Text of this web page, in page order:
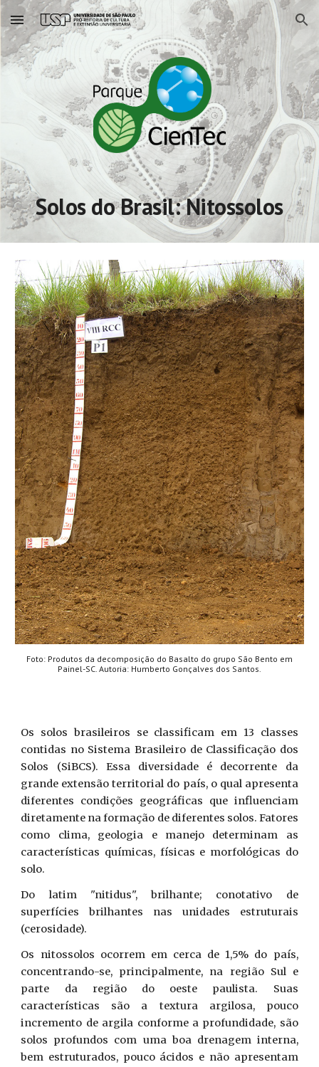
Skip to main content Skip to navigation
Solos do Brasil: Nitossolos
Foto: Produtos da decomposição do Basalto do grupo São Bento em
Painel-SC. Autoria: Humberto Gonçalves dos Santos.
Os solos brasileiros se classificam em 13 classes
contidas no Sistema Brasileiro de Classificação dos
Solos (SiBCS). Essa diversidade é decorrente da
grande extensão territorial do país, o qual apresenta
diferentes condições geográficas que influenciam
diretamente na formação de diferentes solos. Fatores
como clima, geologia e manejo determinam as
características químicas, físicas e morfológicas do
solo.
Do latim "nitidus", brilhante; conotativo de
superfícies brilhantes nas unidades estruturais
(cerosidade).
Os nitossolos ocorrem em cerca de 1,5% do país,
concentrando-se, principalmente, na região Sul e
parte da região do oeste paulista. Suas
características são a textura argilosa, pouco
incremento de argila conforme a profundidade, são
solos profundos com uma boa drenagem interna,
bem estruturados, pouco ácidos e não apresentam